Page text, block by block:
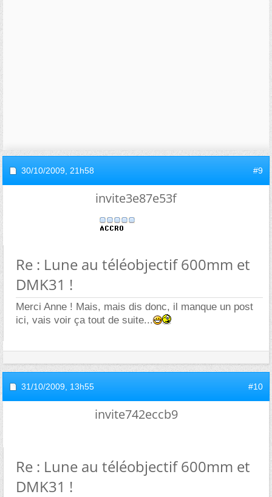
30/10/2009, 21h58 #9
invite3e87e53f
Re : Lune au téléobjectif 600mm et
DMK31 !
Merci Anne ! Mais, mais dis donc, il manque un post
ici, vais voir ça tout de suite...
31/10/2009, 13h55 #10
invite742eccb9
Re : Lune au téléobjectif 600mm et
DMK31 !